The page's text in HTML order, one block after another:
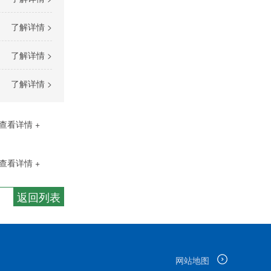
了解详情 >
了解详情 >
了解详情 >
看详情 +
看详情 +
返回列表
网站地图